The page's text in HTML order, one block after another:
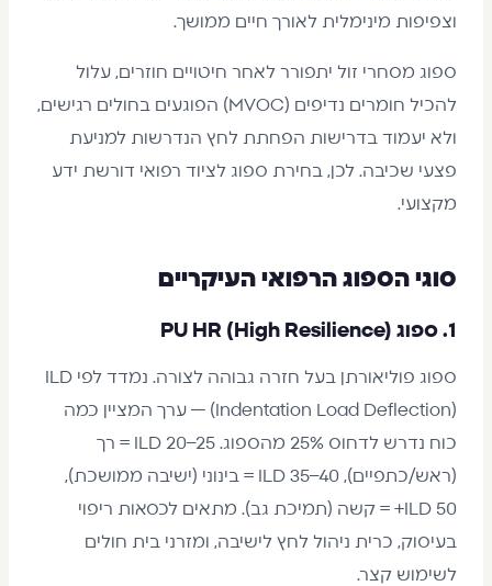
וצפיפות מינימלית לאורך חיים ממושך.
ספוג מסחרי זול יתפורר לאחר חיטויים חוזרים, עלול
להכיל חומרים נדיפים (MVOC) הפוגעים בחולים רגישים,
ולא יעמוד בדרישות הפחתת לחץ הנדרשות למניעת
פצעי שכיבה. לכן, בחירת ספוג לציוד רפואי דורשת ידע
מקצועי.
סוגי הספוג הרפואי העיקריים
1. ספוג PU HR (High Resilience)
ספוג פוליאורתן בעל חזרה גבוהה לצורה. נמדד לפי ILD
(Indentation Load Deflection) — ערך המציין כמה
כוח נדרש לדחוס 25% מהספוג. ILD 20–25 = רך
(ראש/כתפיים), ILD 35–40 = בינוני (ישיבה ממושכת),
ILD 50+ = קשה (תמיכת גב). מתאים לכסאות ריפוי
בעיסוק, כרית ניהול לחץ לישיבה, ומזרני בית חולים
לשימוש קצר.